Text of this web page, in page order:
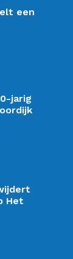
een
jarig
Het